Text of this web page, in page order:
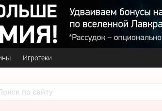
Игротеки